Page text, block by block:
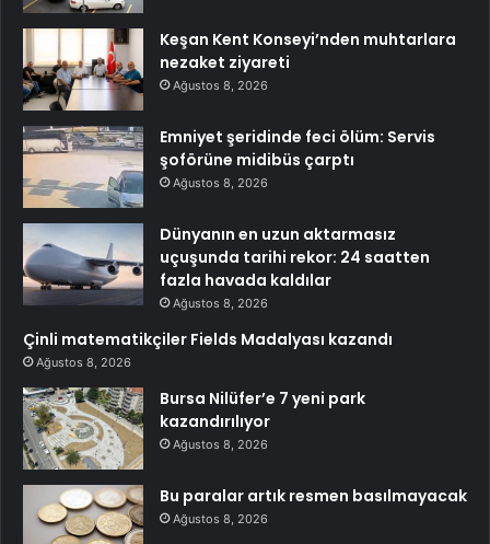
Keşan Kent Konseyi’nden muhtarlara
nezaket ziyareti
Ağustos 8, 2026
Emniyet şeridinde feci ölüm: Servis
şoförüne midibüs çarptı
Ağustos 8, 2026
Dünyanın en uzun aktarmasız
uçuşunda tarihi rekor: 24 saatten
fazla havada kaldılar
Ağustos 8, 2026
Çinli matematikçiler Fields Madalyası kazandı
Ağustos 8, 2026
Bursa Nilüfer’e 7 yeni park
kazandırılıyor
Ağustos 8, 2026
Bu paralar artık resmen basılmayacak
Ağustos 8, 2026